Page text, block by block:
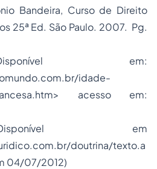
Bandeira, Curso de Direito
25ª Ed. São Paulo. 2007. Pg.
em:
idade-
acesso em:
em
doutrina/texto.a
04/07/2012)